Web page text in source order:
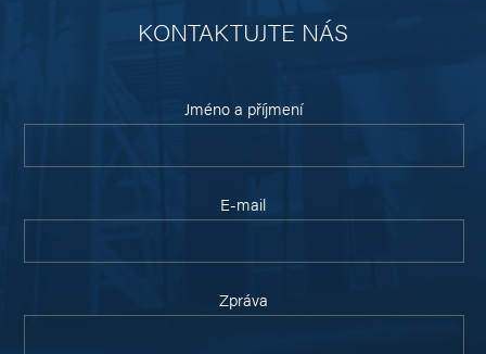
KONTAKTUJTE NÁS
Jméno a příjmení
E-mail
Zpráva